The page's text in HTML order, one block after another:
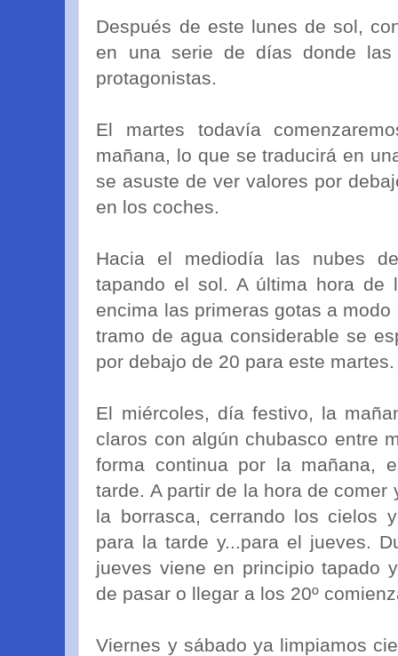
Después de este lunes de sol,
en una serie de días donde
protagonistas.
El martes todavía
mañana, lo que se traducirá en
se asuste de ver valores por
en los coches.
Hacia el mediodía las nubes
tapando el sol. A última hora
encima las primeras gotas a
tramo de agua considerable se
por debajo de 20 para este martes.
El miércoles, día festivo, la
claros con algún chubasco entre
forma continua por la mañana,
tarde. A partir de la hora de
la borrasca, cerrando los cielos
para la tarde y...para el jueves.
jueves viene en principio tapado
de pasar o llegar a los 20º
Viernes y sábado ya limpiamos